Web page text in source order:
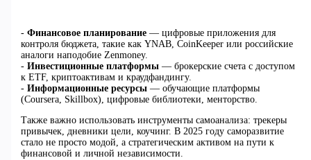
- Финансовое планирование— цифровые приложения для
контроля бюджета, такие как YNAB, CoinKeeper или российские
аналоги наподобие Zenmoney.
- Инвестиционные платформы— брокерские счета с доступом
к ETF, криптоактивам и краудфандингу.
- Информационные ресурсы— обучающие платформы
(Coursera, Skillbox), цифровые библиотеки, менторство.
Также важно использовать инструменты самоанализа: трекеры
привычек, дневники цели, коучинг. В 2025 году саморазвитие
стало не просто модой, а стратегическим активом на пути к
финансовой и личной независимости.